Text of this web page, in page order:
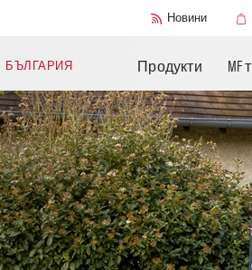
Новини
БЪЛГАРИЯ Продукти MF
продукти
Чанджоу